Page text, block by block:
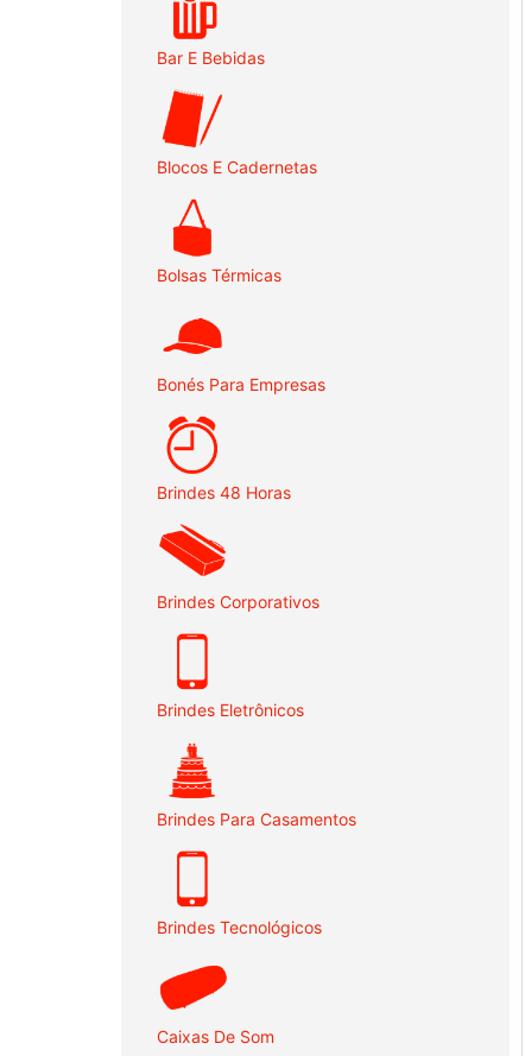
Bar E Bebidas
Blocos E Cadernetas
Bolsas Térmicas
Bonés Para Empresas
Brindes 48 Horas
Brindes Corporativos
Brindes Eletrônicos
Brindes Para Casamentos
Brindes Tecnológicos
Caixas De Som